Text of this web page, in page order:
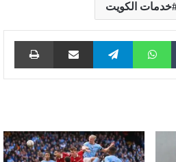
خدمات الكويت
واتساب تيلقرام مشاركة عبر البريد